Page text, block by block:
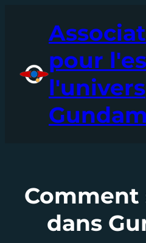
pour
l'univers
Gundam
Comment
dans